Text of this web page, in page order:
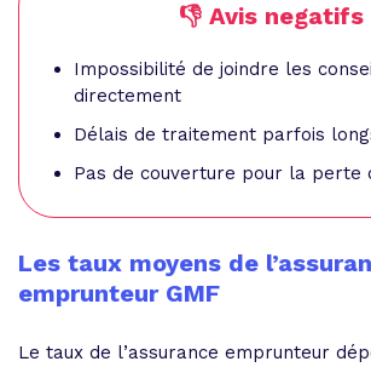
👎 Avis negatifs
Impossibilité de joindre les
directement
Délais de traitement parfois
Pas de couverture pour la perte
Les taux moyens de
emprunteur GMF
Le taux de l’assurance emprunteur